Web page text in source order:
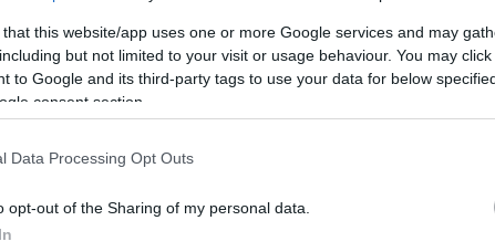
that this website/app uses one or more Google services and may
but not limited to your visit or usage behaviour. You may
to Google and its third-party tags to use your data for below
consent section.
Data Processing Opt Outs
opt-out of the Sharing of my personal data.